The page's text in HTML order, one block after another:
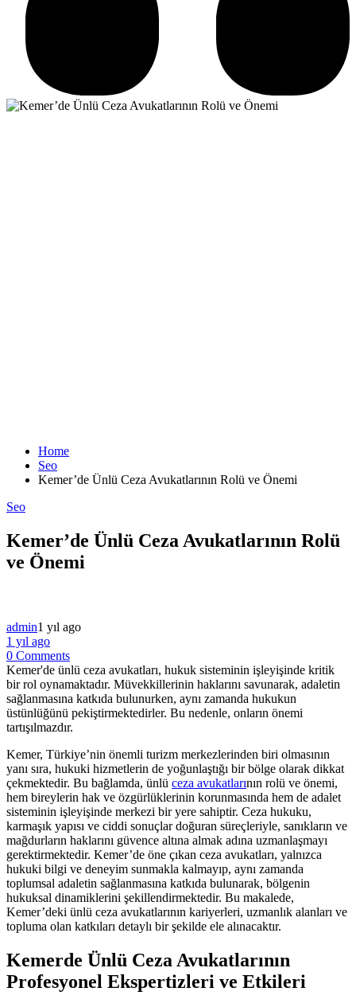
Home
Seo
Kemer’de Ünlü Ceza Avukatlarının Rolü ve Önemi
Seo
Kemer’de Ünlü Ceza Avukatlarının Rolü
ve Önemi
admin1 yıl ago
1 yıl ago
0 Comments
Kemer'de ünlü ceza avukatları, hukuk sisteminin işleyişinde kritik
bir rol oynamaktadır. Müvekkillerinin haklarını savunarak, adaletin
sağlanmasına katkıda bulunurken, aynı zamanda hukukun
üstünlüğünü pekiştirmektedirler. Bu nedenle, onların önemi
tartışılmazdır.
Kemer, Türkiye’nin önemli turizm merkezlerinden biri olmasının
yanı sıra, hukuki hizmetlerin de yoğunlaştığı bir bölge olarak dikkat
çekmektedir. Bu bağlamda, ünlü ceza avukatlarının rolü ve önemi,
hem bireylerin hak ve özgürlüklerinin korunmasında hem de adalet
sisteminin işleyişinde merkezi bir yere sahiptir. Ceza hukuku,
karmaşık yapısı ve ciddi sonuçlar doğuran süreçleriyle, sanıkların ve
mağdurların haklarını güvence altına almak adına uzmanlaşmayı
gerektirmektedir. Kemer’de öne çıkan ceza avukatları, yalnızca
hukuki bilgi ve deneyim sunmakla kalmayıp, aynı zamanda
toplumsal adaletin sağlanmasına katkıda bulunarak, bölgenin
hukuksal dinamiklerini şekillendirmektedir. Bu makalede,
Kemer’deki ünlü ceza avukatlarının kariyerleri, uzmanlık alanları ve
topluma olan katkıları detaylı bir şekilde ele alınacaktır.
Kemerde Ünlü Ceza Avukatlarının
Profesyonel Ekspertizleri ve Etkileri